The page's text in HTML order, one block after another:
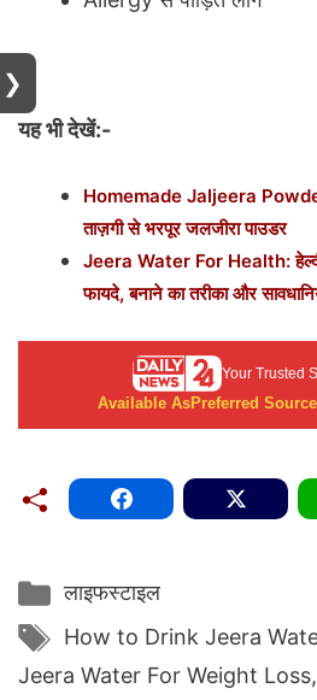
यह भी देखें:-
Homemade Jaljeera
ताज़गी से भरपूर जलजीरा पाउडर
Jeera Water For Health: हेल्दी
फायदे, बनाने का तरीका और
Your Trusted
Available AsPreferred
Categories
लाइफस्टाइल
Tags
How to Drink Jeera
Jeera Water For Weight Loss,
❯